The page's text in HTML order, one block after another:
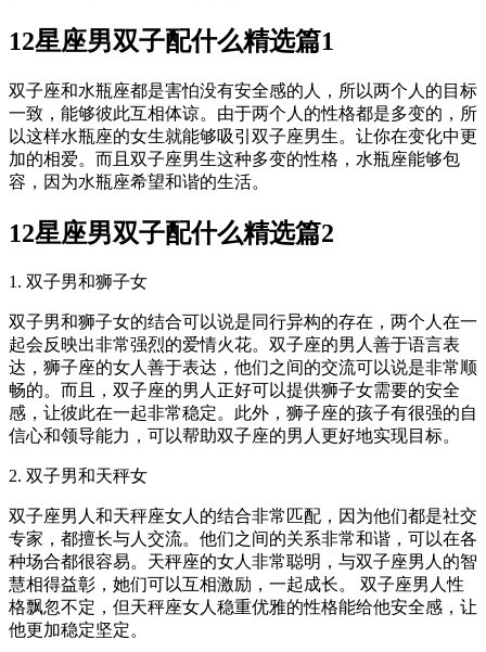
12星座男双子配什么精选篇1
双子座和水瓶座都是害怕没有安全感的人，所以两个人的目标
一致，能够彼此互相体谅。由于两个人的性格都是多变的，所
以这样水瓶座的女生就能够吸引双子座男生。让你在变化中更
加的相爱。而且双子座男生这种多变的性格，水瓶座能够包
容，因为水瓶座希望和谐的生活。
12星座男双子配什么精选篇2
1. 双子男和狮子女
双子男和狮子女的结合可以说是同行异构的存在，两个人在一
起会反映出非常强烈的爱情火花。双子座的男人善于语言表
达，狮子座的女人善于表达，他们之间的交流可以说是非常顺
畅的。而且，双子座的男人正好可以提供狮子女需要的安全
感，让彼此在一起非常稳定。此外，狮子座的孩子有很强的自
信心和领导能力，可以帮助双子座的男人更好地实现目标。
2. 双子男和天秤女
双子座男人和天秤座女人的结合非常匹配，因为他们都是社交
专家，都擅长与人交流。他们之间的关系非常和谐，可以在各
种场合都很容易。天秤座的女人非常聪明，与双子座男人的智
慧相得益彰，她们可以互相激励，一起成长。 双子座男人性
格飘忽不定，但天秤座女人稳重优雅的性格能给他安全感，让
他更加稳定坚定。